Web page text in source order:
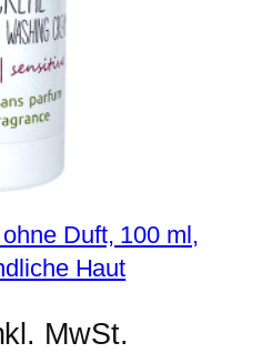
Duft, 100 ml,
Haut
MwSt.